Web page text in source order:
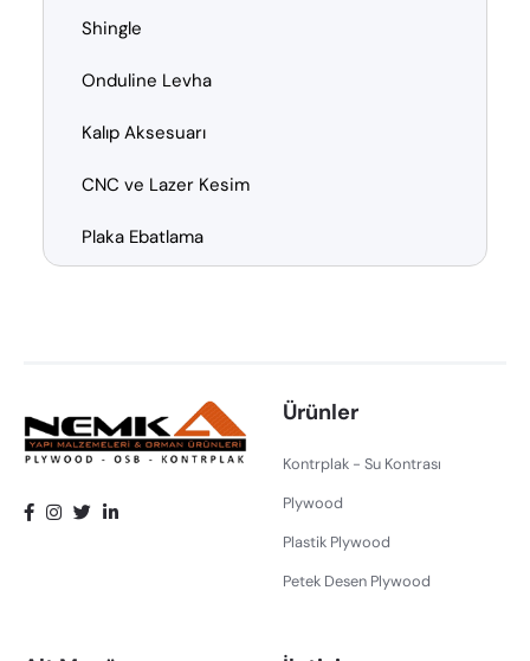
Shingle
Onduline Levha
Kalıp Aksesuarı
CNC ve Lazer Kesim
Plaka Ebatlama
Ürünler
Kontrplak - Su Kontrası
Plywood
Plastik Plywood
Petek Desen Plywood